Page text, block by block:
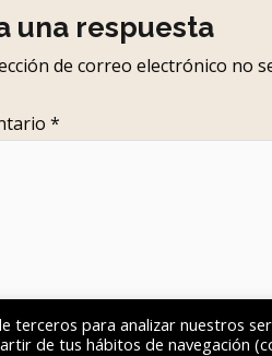
una respuesta
de correo electrónico no
*
terceros para analizar nuestros
de tus hábitos de navegación